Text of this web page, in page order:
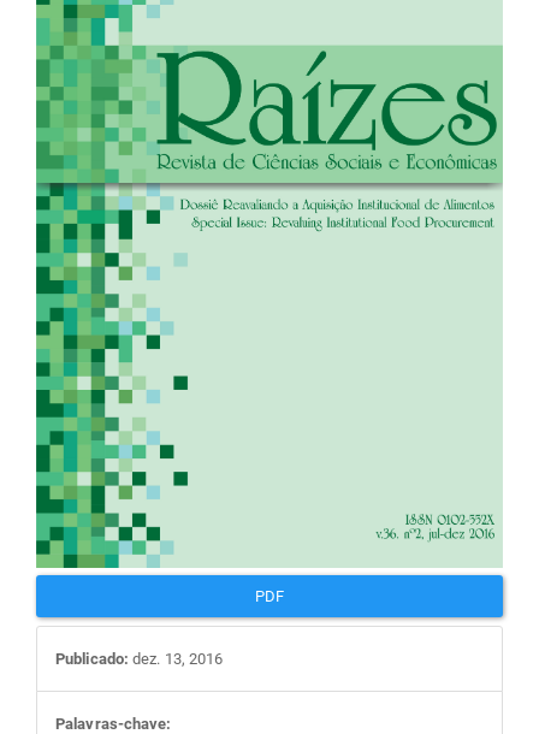
de
artigos
PDF
Publicado: dez. 13, 2016
Palavras-chave: